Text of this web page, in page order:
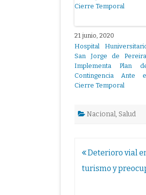
21 junio, 2020
Hospital
San Jorge de
Implementa Plan
Contingencia Ante
Cierre Temporal
Nacional, Salud
Navegación
de
Deterioro vial
turismo y